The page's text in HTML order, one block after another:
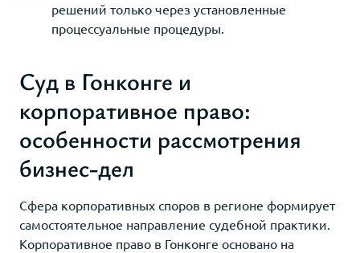
решений только через установленные
процессуальные процедуры.
Суд в Гонконге и
корпоративное право:
особенности рассмотрения
бизнес-дел
Сфера корпоративных споров в регионе формирует
самостоятельное направление судебной практики.
Корпоративное право в Гонконге основано на